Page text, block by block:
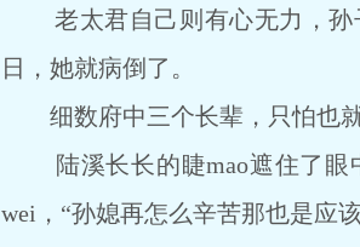
老太君自己则有心无力，孙
日，她就病倒了。
细数府中三个长辈，只怕也就
陆溪长长的睫mao遮住了眼
wei，“孙媳再怎么辛苦那也是应